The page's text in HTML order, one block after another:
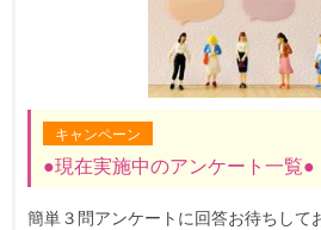
キャンペーン
●現在実施中のアンケート一覧●
簡単３問アンケートに回答お待ちして